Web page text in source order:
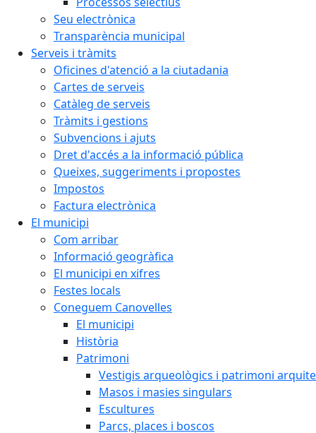
Seu electrònica
Transparència municipal
Serveis i tràmits
Oficines d'atenció a la ciutadania
Cartes de serveis
Catàleg de serveis
Tràmits i gestions
Subvencions i ajuts
Dret d'accés a la informació pública
Queixes, suggeriments i propostes
Impostos
Factura electrònica
El municipi
Com arribar
Informació geogràfica
El municipi en xifres
Festes locals
Coneguem Canovelles
El municipi
Història
Patrimoni
Vestigis arqueològics i patrimoni
Masos i masies singulars
Escultures
Parcs, places i boscos